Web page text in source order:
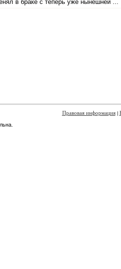
в браке с теперь уже нынешней ...
Правовая информация|